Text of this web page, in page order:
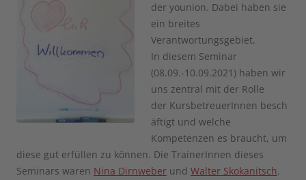
der younion. Dabei haben sie
ein breites
Verantwortungsgebiet.
In diesem Seminar
(08.09.-10.09.2021) haben wir
uns zentral mit der Rolle
der KursbetreuerInnen besch
äftigt und welche
Kompetenzen es braucht, um
diese gut erfüllen zu können. Die TrainerInnen dieses
Seminars waren Nina Dirnweber und Walter Skokanitsch.